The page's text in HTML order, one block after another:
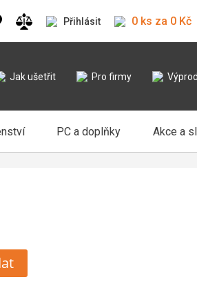
Přihlásit 0 ks za 0 Kč
Jak ušetřit Pro firmy
PC a doplňky Akce a